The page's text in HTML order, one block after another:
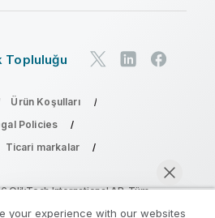
Topluluğu
Ürün Koşulları
Policies
Ticari markalar
QlikTech International AB. Tüm
your experience with our websites